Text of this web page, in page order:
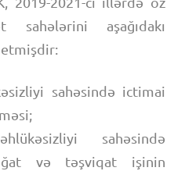
sahələrini aşağıdakı
sahəsində ictimai
sahəsində
və təşviqat işinin